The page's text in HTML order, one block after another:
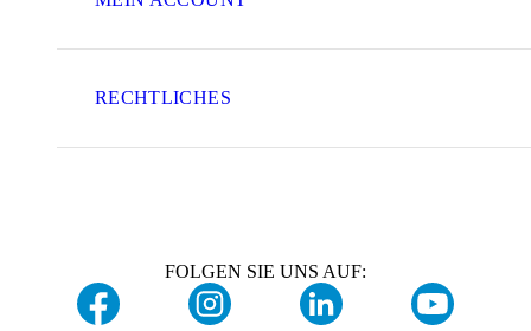
RECHTLICHES
FOLGEN SIE UNS AUF: